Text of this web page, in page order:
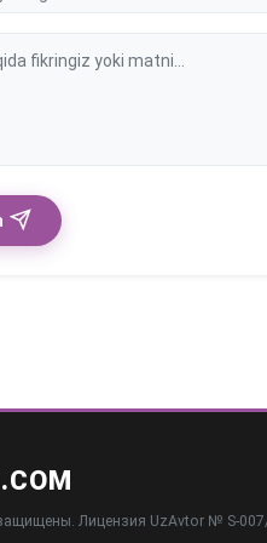
Лицензия UzAvtor № S-